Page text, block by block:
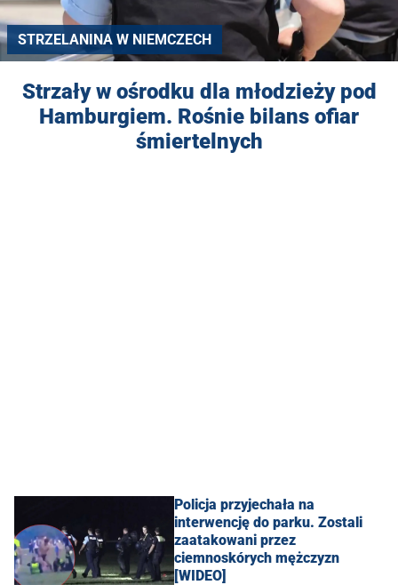
STRZELANINA W NIEMCZECH
Strzały w ośrodku dla młodzieży pod
Hamburgiem. Rośnie bilans ofiar
śmiertelnych
Policja przyjechała na
interwencję do parku. Zostali
zaatakowani przez
ciemnoskórych mężczyzn
[WIDEO]